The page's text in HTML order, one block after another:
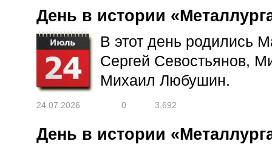
День в истории
В этот день родились
Сергей Севостьянов,
Михаил Любушин.
24.07.2026 0 3,692
День в истории